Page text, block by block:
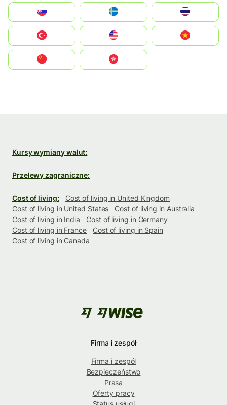
United States
中國香港特別行政區
Kursy wymiany walut:
Przelewy zagraniczne:
Cost of living:
Cost of living in United Kingdom
Cost of living in United States
Cost of living in Australia
Cost of living in India
Cost of living in Germany
Cost of living in France
Cost of living in Spain
Cost of living in Canada
Firma i zespół
Firma i zespół
Bezpieczeństwo
Prasa
Oferty pracy